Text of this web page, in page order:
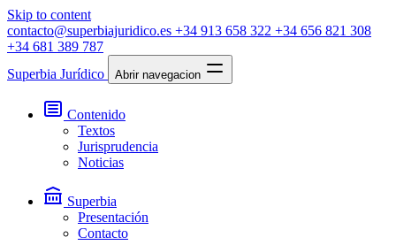
Skip to content
contacto@superbiajuridico.es +34 913 658 322 +34 656 821 308
+34 681 389 787
Superbia Jurídico
Abrir navegacion
Contenido
Textos
Jurisprudencia
Noticias
Superbia
Presentación
Contacto